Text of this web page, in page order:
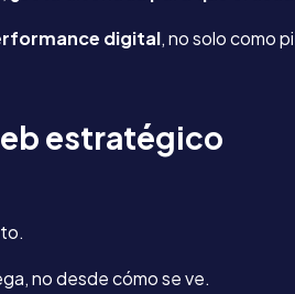
digital, no solo como
estratégico
no desde cómo se ve.